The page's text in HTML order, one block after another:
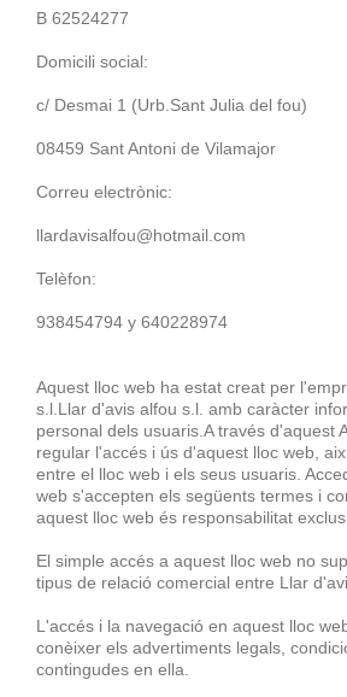
B 62524277
Domicili social:
c/ Desmai 1 (Urb.Sant Julia del fou)
08459 Sant Antoni de Vilamajor
Correu electrònic:
llardavisalfou@hotmail.com
Telèfon:
938454794 y 640228974
Aquest lloc web ha estat creat per
s.l.Llar d'avis alfou s.l. amb caràcter
personal dels usuaris.A través d'aquest
regular l'accés i ús d'aquest lloc web,
entre el lloc web i els seus usuaris.
web s'accepten els següents termes i
aquest lloc web és responsabilitat
El simple accés a aquest lloc web no
tipus de relació comercial entre Llar
L'accés i la navegació en aquest lloc
conèixer els advertiments legals,
contingudes en ella.